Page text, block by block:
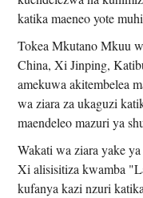
katika maeneo yote
Tokea Mkutano Mkuu
China, Xi Jinping,
amekuwa akitembelea
wa ziara za ukaguzi
maendeleo mazuri ya
Wakati wa ziara yake
Xi alisisitiza kwamba
kufanya kazi nzuri